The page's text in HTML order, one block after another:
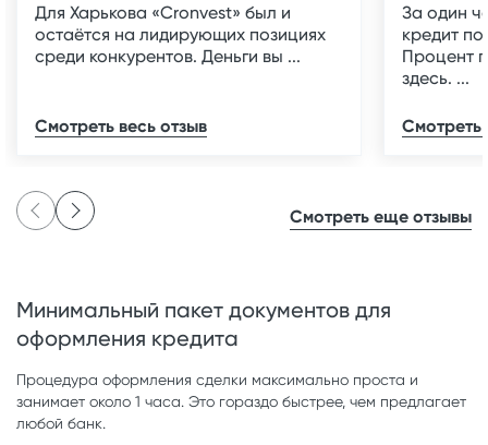
Для Харькова «Cronvest» был и
остаётся на лидирующих позициях
среди конкурентов. Деньги вы ...
Смотреть весь отзыв
За один
кредит
Процент
здесь. ...
Смотреть
Смотреть еще отзывы
Минимальный пакет документов для
оформления кредита
Процедура оформления сделки максимально проста и
занимает около 1 часа. Это гораздо быстрее, чем предлагает
любой банк.